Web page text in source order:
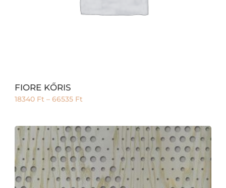
FIORE KŐRIS
18340 Ft – 66535 Ft